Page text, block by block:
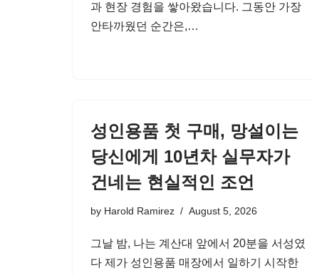
과 현장 경험을 쌓아왔습니다. 그동안 가장
안타까웠던 순간은,…
성인용품 첫 구매, 망설이는
당신에게 10년차 실무자가
건네는 현실적인 조언
by Harold Ramirez August 5, 2026
그날 밤, 나는 계산대 앞에서 20분을 서성였
다 제가 성인용품 매장에서 일하기 시작한